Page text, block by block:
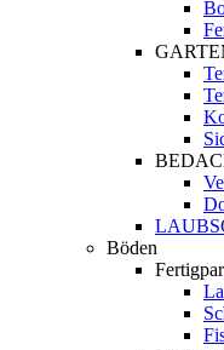
Böden